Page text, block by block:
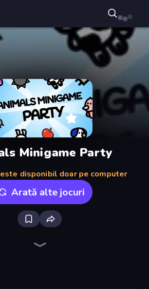
Minigame Party
disponibil doar pe computer
Arată alte jocuri